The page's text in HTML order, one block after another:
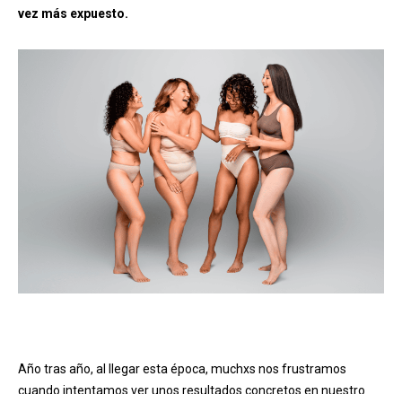
vez más expuesto.
Año tras año, al llegar esta época, muchxs nos frustramos
cuando intentamos ver unos resultados concretos en nuestro